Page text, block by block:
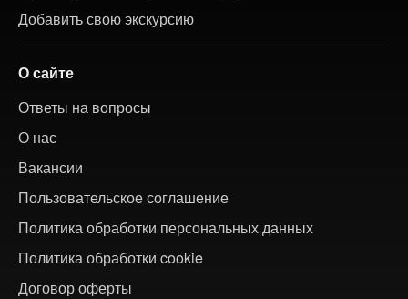
Добавить свою экскурсию
О сайте
Ответы на вопросы
О нас
Вакансии
Пользовательское соглашение
Политика обработки персональных данных
Политика обработки cookie
Договор оферты